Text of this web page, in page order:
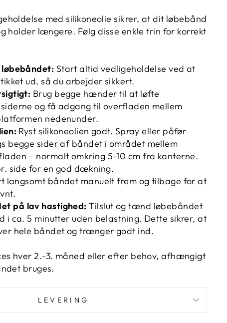
med silikoneolie sikrer, at dit løbebånd
holder længere. Følg disse enkle trin for korrekt
Start altid vedligeholdelse ved at
ud, så du arbejder sikkert.
Brug begge hænder til at løfte
og få adgang til overfladen mellem
nedenunder.
Ryst silikoneolien godt. Spray eller påfør
begge sider af båndet i området mellem
– normalt omkring 5-10 cm fra kanterne.
side for en god dækning.
langsomt båndet manuelt frem og tilbage for at
på lav hastighed: Tilslut og tænd løbebåndet
i ca. 5 minutter uden belastning. Dette sikrer, at
hele båndet og trænger godt ind.
hver 2.-3. måned eller efter behov, afhængigt
bruges.
LEVERING